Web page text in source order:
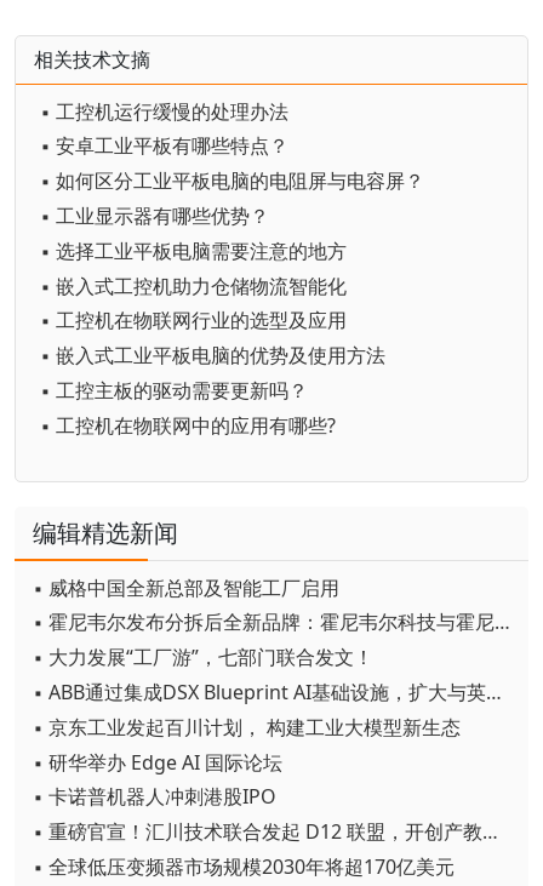
相关技术文摘
▪ 工控机运行缓慢的处理办法
▪ 安卓工业平板有哪些特点？
▪ 如何区分工业平板电脑的电阻屏与电容屏？
▪ 工业显示器有哪些优势？
▪ 选择工业平板电脑需要注意的地方
▪ 嵌入式工控机助力仓储物流智能化
▪ 工控机在物联网行业的选型及应用
▪ 嵌入式工业平板电脑的优势及使用方法
▪ 工控主板的驱动需要更新吗？
▪ 工控机在物联网中的应用有哪些?
编辑精选新闻
▪ 威格中国全新总部及智能工厂启用
▪ 霍尼韦尔发布分拆后全新品牌：霍尼韦尔科技与霍尼韦尔航空航天
▪ 大力发展“工厂游”，七部门联合发文！
▪ ABB通过集成DSX Blueprint AI基础设施，扩大与英伟达的合作
▪ 京东工业发起百川计划， 构建工业大模型新生态
▪ 研华举办 Edge AI 国际论坛
▪ 卡诺普机器人冲刺港股IPO
▪ 重磅官宣！汇川技术联合发起 D12 联盟，开创产教融合新范式
▪ 全球低压变频器市场规模2030年将超170亿美元